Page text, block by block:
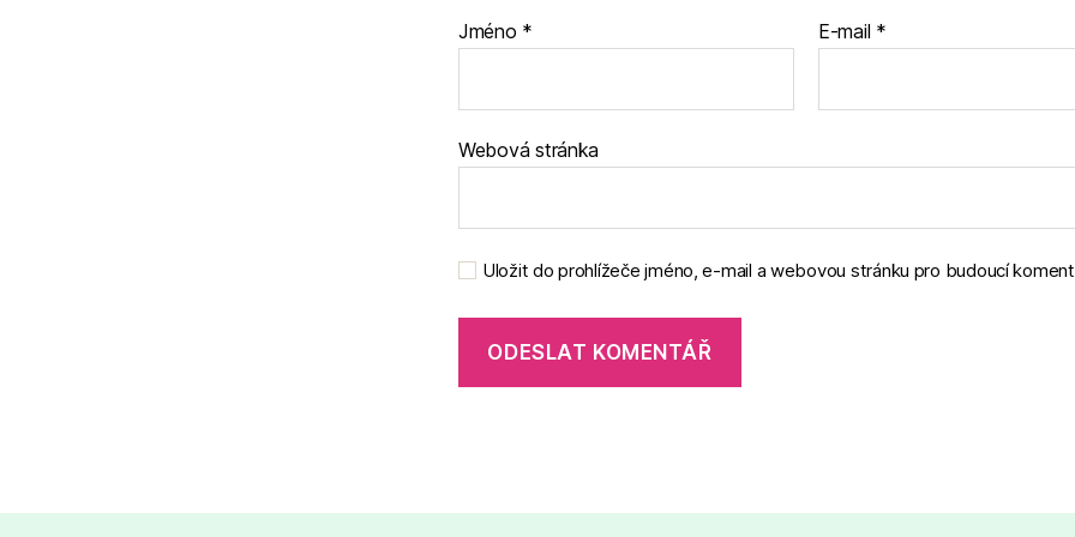
Jméno * E-mail *
Webová stránka
Uložit do prohlížeče jméno, e-mail a webovou stránku pro budoucí